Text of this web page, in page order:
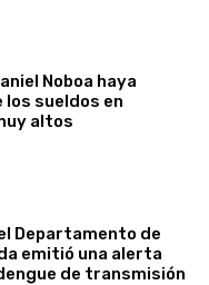
Noboa haya
los sueldos en
altos
Departamento de
emitió una alerta
de transmisión